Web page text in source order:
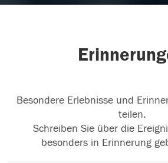
Besondere Erlebnisse und
teilen.
Schreiben Sie über die
besonders in Erinnerung